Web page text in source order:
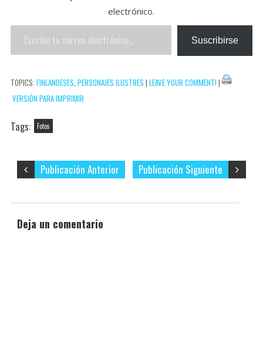
A
p
e
t
l
o r
r
e
t
r
t
i
r
electrónico.
Escribe
tu
electrónico…
Suscribirse
TOPICS: FINLANDESES, PERSONAJES ILUSTRES | LEAVE YOUR COMMENT!|
VERSIÓN PARA IMPRIMIR
Tags: Fotos
Publicación Siguiente
Publicación Anterior
Deja un comentario